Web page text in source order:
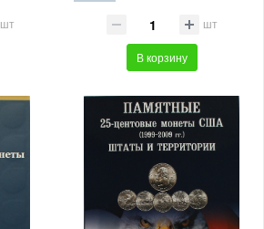
шт шт
В корзину